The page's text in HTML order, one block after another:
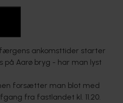
I KOMMENTARFELT (VED
ankomsttider starter
på Aarø bryg - har man lyst
forsætter man blot med
fra fastlandet kl. 11.20.